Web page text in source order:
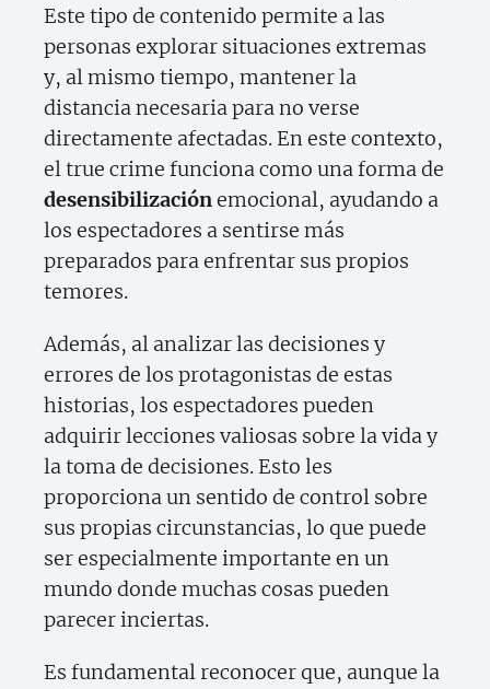
Este tipo de contenido permite a las
personas explorar situaciones extremas
y, al mismo tiempo, mantener la
distancia necesaria para no verse
directamente afectadas. En este contexto,
el true crime funciona como una forma de
desensibilizaciónemocional, ayudando a
los espectadores a sentirse más
preparados para enfrentar sus propios
temores.
Además, al analizar las decisiones y
errores de los protagonistas de estas
historias, los espectadores pueden
adquirir lecciones valiosas sobre la vida y
la toma de decisiones. Esto les
proporciona un sentido de control sobre
sus propias circunstancias, lo que puede
ser especialmente importante en un
mundo donde muchas cosas pueden
parecer inciertas.
Es fundamental reconocer que, aunque la